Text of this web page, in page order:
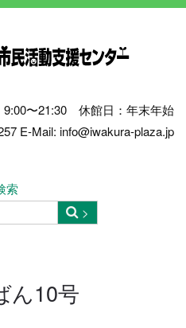
9:00〜21:30 休館日：年末年始
E-Mail: info@iwakura-plaza.jp
索
ん10号